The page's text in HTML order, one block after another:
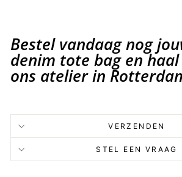
Bestel vandaag nog
denim tote bag en
ons atelier in
VERZENDEN
STEL EEN VRAAG